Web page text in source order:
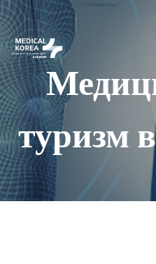
туризм